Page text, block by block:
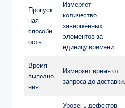
Пропуск
ная
способн
ость
Измеряет
количество
завершённых
элементов за
единицу времени.
Время
выполне
ния
Измеряет время от
запроса до доставки.
Уровень дефектов,